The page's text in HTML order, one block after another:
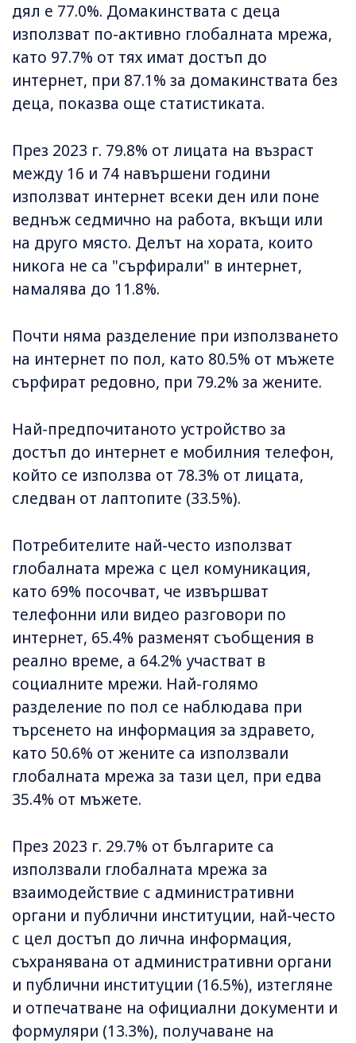
дял е 77.0%. Домакинствата с деца
използват по-активно глобалната мрежа,
като 97.7% от тях имат достъп до
интернет, при 87.1% за домакинствата без
деца, показва още статистиката.
През 2023 г. 79.8% от лицата на възраст
между 16 и 74 навършени години
използват интернет всеки ден или поне
веднъж седмично на работа, вкъщи или
на друго място. Делът на хората, които
никога не са "сърфирали" в интернет,
намалява до 11.8%.
Почти няма разделение при използването
на интернет по пол, като 80.5% от мъжете
сърфират редовно, при 79.2% за жените.
Най-предпочитаното устройство за
достъп до интернет e мобилния телефон,
който се използва от 78.3% от лицата,
следван от лаптопите (33.5%).
Потребителите най-често използват
глобалната мрежа с цел комуникация,
като 69% посочват, че извършват
телефонни или видео разговори по
интернет, 65.4% разменят съобщения в
реално време, а 64.2% участват в
социалните мрежи. Най-голямо
разделение по пол се наблюдава при
търсенето на информация за здравето,
като 50.6% от жените са използвали
глобалната мрежа за тази цел, при едва
35.4% от мъжете.
През 2023 г. 29.7% от българите са
използвали глобалната мрежа за
взаимодействие с административни
органи и публични институции, най-често
с цел достъп до лична информация,
съхранявана от административни органи
и публични институции (16.5%), изтегляне
и отпечатване на официални документи и
формуляри (13.3%), получаване на